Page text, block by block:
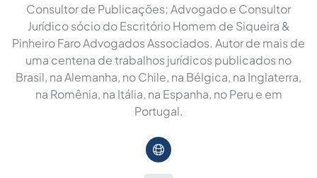
Consultor de Publicações; Advogado e Consultor
Jurídico sócio do Escritório Homem de Siqueira &
Pinheiro Faro Advogados Associados. Autor de mais de
uma centena de trabalhos jurídicos publicados no
Brasil, na Alemanha, no Chile, na Bélgica, na Inglaterra,
na Romênia, na Itália, na Espanha, no Peru e em
Portugal.